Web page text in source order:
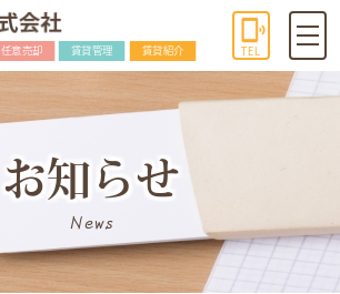
任意売却 賃貸管理 賃貸紹介 TEL
お知らせ
News